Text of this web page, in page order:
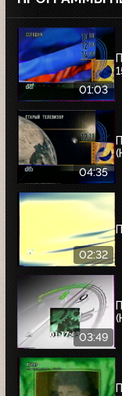
01:03
04:35
02:32
03:49